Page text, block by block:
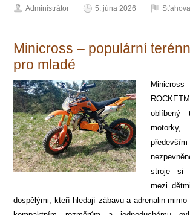
Administrátor 5. júna 2026
Minicross – populární
pro mladé
oblíbený
stroje si
mezi
dospělými, kteří hledají zábavu a adrenalin